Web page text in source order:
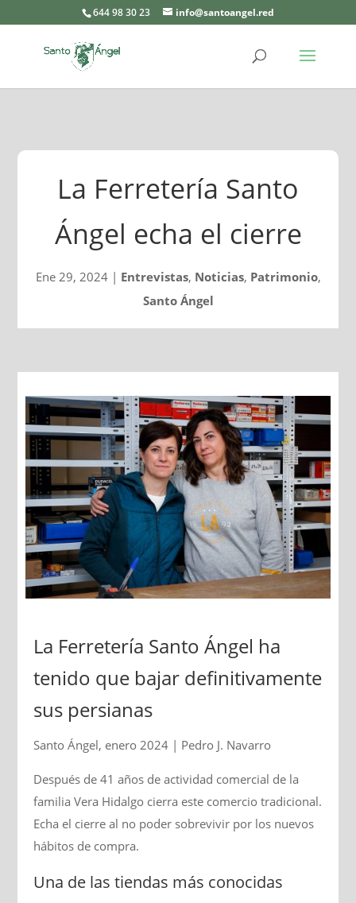
644 98 30 23 info@santoangel.red
La Ferretería Santo
Ángel echa el cierre
Ene 29, 2024| Entrevistas, Noticias, Patrimonio,
Santo Ángel
La Ferretería Santo Ángel ha
tenido que bajar definitivamente
sus persianas
Santo Ángel, enero 2024 | Pedro J. Navarro
Después de 41 años de actividad comercial de la
familia Vera Hidalgo cierra este comercio tradicional.
Echa el cierre al no poder sobrevivir por los nuevos
hábitos de compra.
Una de las tiendas más conocidas